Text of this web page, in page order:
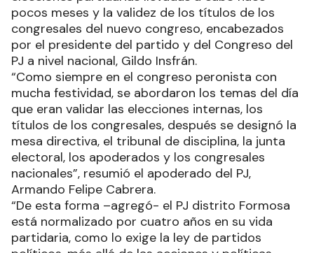
pocos meses y la validez de los títulos de los
congresales del nuevo congreso, encabezados
por el presidente del partido y del Congreso del
PJ a nivel nacional, Gildo Insfrán.
“Como siempre en el congreso peronista con
mucha festividad, se abordaron los temas del día
que eran validar las elecciones internas, los
títulos de los congresales, después se designó la
mesa directiva, el tribunal de disciplina, la junta
electoral, los apoderados y los congresales
nacionales”, resumió el apoderado del PJ,
Armando Felipe Cabrera.
“De esta forma –agregó- el PJ distrito Formosa
está normalizado por cuatro años en su vida
partidaria, como lo exige la ley de partidos